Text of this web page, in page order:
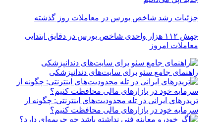
جزئیات رشد شاخص بورس در معاملات روز گذشته
جهش ۱۱۲ هزار واحدی شاخص بورس در دقایق ابتدایی
معاملات امروز
راهنمای جامع سئو برای سایت‌های دندانپزشکی
تریدرهای ایرانی در تله محدودیت‌های اینترنتی: چگونه از
سرمایه خود در بازارهای مالی محافظت کنیم؟